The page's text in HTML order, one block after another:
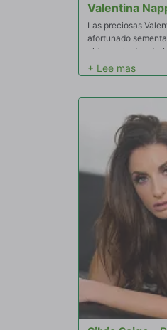
Valentina
Las preciosas
afortunado
chicas mientras